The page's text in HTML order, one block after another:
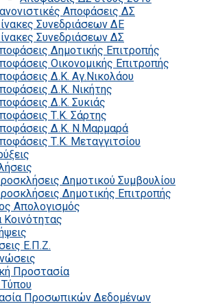
Αποφάσεις ΔΣ
Συνεδριάσεων ΔΕ
Συνεδριάσεων ΔΣ
Δημοτικής Επιτροπής
Οικονομικής Επιτροπής
Δ.Κ. Αγ.Νικολάου
Δ.Κ. Νικήτης
Δ.Κ. Συκιάς
Τ.Κ. Σάρτης
Δ.Κ. Ν.Μαρμαρά
Τ.Κ. Μεταγγιτσίου
Δημοτικού Συμβουλίου
Δημοτικής Επιτροπής
Απολογισμός
Κοινότητας
Ε.Π.Ζ.
Προστασία
Προσωπικών Δεδομένων